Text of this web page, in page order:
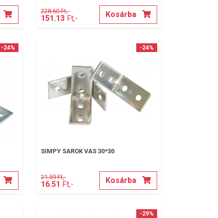
228.60 Ft,-
151.13 Ft,- Kosárba
-24% -24%
SIMPY SAROK VAS 30*30
21.59 Ft,-
16.51 Ft,- Kosárba
-29%